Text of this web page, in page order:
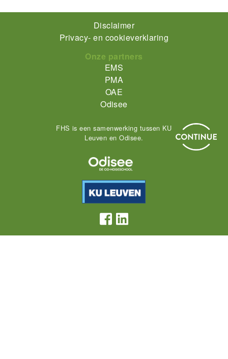
Disclaimer
Privacy- en cookieverklaring
Onze partners
EMS
PMA
OAE
Odisee
FHS is een samenwerking tussen KU
Leuven en Odisee.